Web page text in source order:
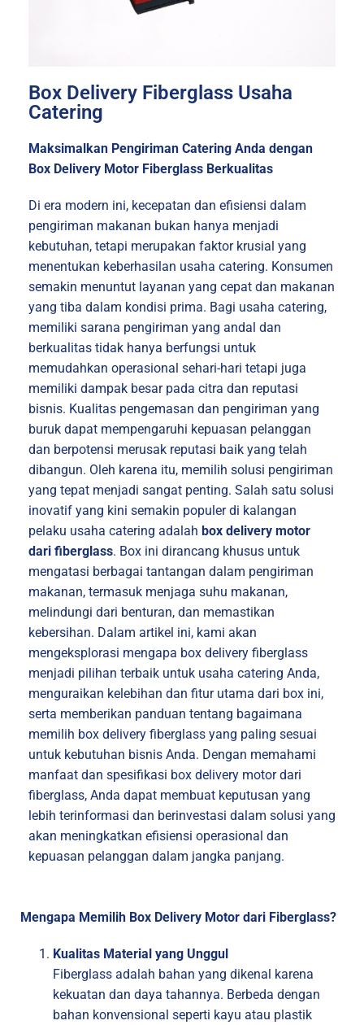
Box Delivery Fiberglass Usaha
Catering
Maksimalkan Pengiriman Catering Anda dengan
Box Delivery Motor Fiberglass Berkualitas
Di era modern ini, kecepatan dan efisiensi dalam
pengiriman makanan bukan hanya menjadi
kebutuhan, tetapi merupakan faktor krusial yang
menentukan keberhasilan usaha catering. Konsumen
semakin menuntut layanan yang cepat dan makanan
yang tiba dalam kondisi prima. Bagi usaha catering,
memiliki sarana pengiriman yang andal dan
berkualitas tidak hanya berfungsi untuk
memudahkan operasional sehari-hari tetapi juga
memiliki dampak besar pada citra dan reputasi
bisnis. Kualitas pengemasan dan pengiriman yang
buruk dapat mempengaruhi kepuasan pelanggan
dan berpotensi merusak reputasi baik yang telah
dibangun. Oleh karena itu, memilih solusi pengiriman
yang tepat menjadi sangat penting. Salah satu solusi
inovatif yang kini semakin populer di kalangan
pelaku usaha catering adalah box delivery motor
dari fiberglass. Box ini dirancang khusus untuk
mengatasi berbagai tantangan dalam pengiriman
makanan, termasuk menjaga suhu makanan,
melindungi dari benturan, dan memastikan
kebersihan. Dalam artikel ini, kami akan
mengeksplorasi mengapa box delivery fiberglass
menjadi pilihan terbaik untuk usaha catering Anda,
menguraikan kelebihan dan fitur utama dari box ini,
serta memberikan panduan tentang bagaimana
memilih box delivery fiberglass yang paling sesuai
untuk kebutuhan bisnis Anda. Dengan memahami
manfaat dan spesifikasi box delivery motor dari
fiberglass, Anda dapat membuat keputusan yang
lebih terinformasi dan berinvestasi dalam solusi yang
akan meningkatkan efisiensi operasional dan
kepuasan pelanggan dalam jangka panjang.
Mengapa Memilih Box Delivery Motor dari Fiberglass?
Kualitas Material yang Unggul
Fiberglass adalah bahan yang dikenal karena
kekuatan dan daya tahannya. Berbeda dengan
bahan konvensional seperti kayu atau plastik